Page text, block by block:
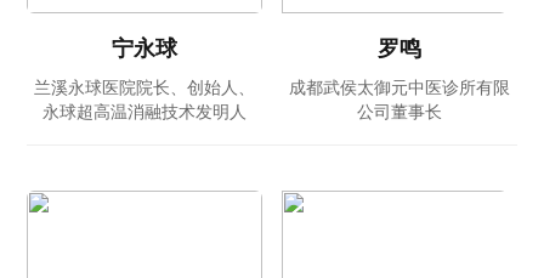
宁永球
兰溪永球医院院长、创始人、
永球超高温消融技术发明人
罗鸣
成都武侯太御元中医诊所有限
公司董事长